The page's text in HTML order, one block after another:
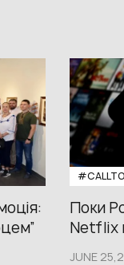
Поки
Netflix
JUNE